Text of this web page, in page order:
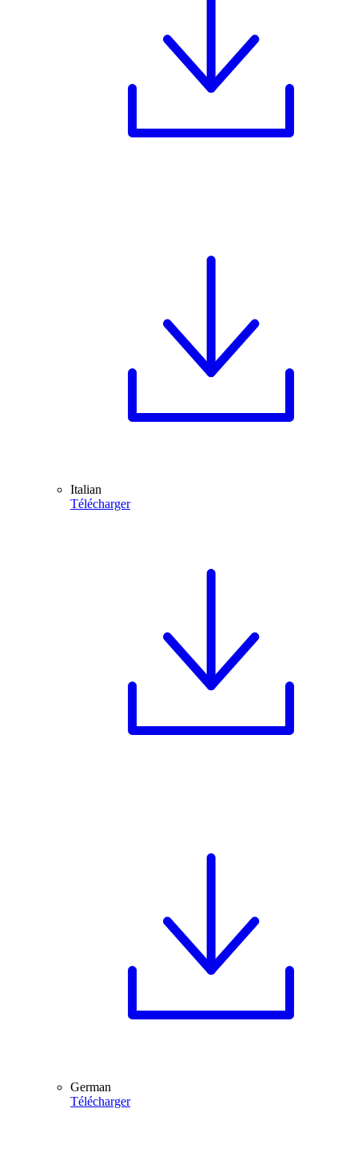
Italian
Télécharger
German
Télécharger